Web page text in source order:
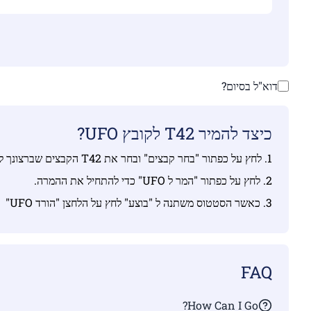
דוא"ל בסיום?
כיצד להמיר T42 לקובץ UFO?
1. לחץ על כפתור "בחר קבצים" ובחר את T42 הקבצים שברצונך להמיר.
2. לחץ על כפתור "המר ל UFO" כדי להתחיל את ההמרה.
3. כאשר הסטטוס משתנה ל "בוצע" לחץ על הלחצן "הורד UFO"
FAQ
How Can I Go?